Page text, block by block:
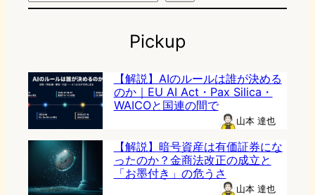
Pickup
【解説】AIのルールは誰が決める
のか｜EU AI Act・Pax Silica・
WAICOと国連の間で
山本 達也
【解説】暗号資産は有価証券にな
ったのか？金商法改正の成立と
「お墨付き」の危うさ
山本 達也